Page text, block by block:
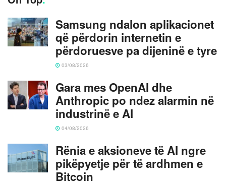
Samsung ndalon aplikacionet
që përdorin internetin e
përdoruesve pa dijeninë e tyre
03/08/2026
Gara mes OpenAI dhe
Anthropic po ndez alarmin në
industrinë e AI
04/08/2026
Rënia e aksioneve të AI ngre
pikëpyetje për të ardhmen e
Bitcoin